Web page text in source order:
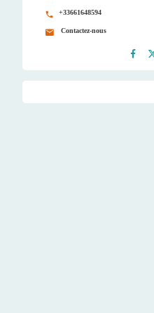
+33661648594
Contactez-nous